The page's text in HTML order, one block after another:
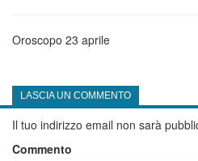
Oroscopo 23 aprile
LASCIA UN COMMENTO
Il tuo indirizzo email non sarà
Commento